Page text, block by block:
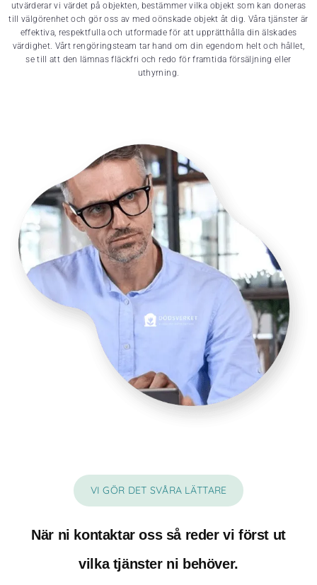
utvärderar vi värdet på objekten, bestämmer vilka objekt som kan doneras
till välgörenhet och gör oss av med oönskade objekt åt dig. Våra tjänster är
effektiva, respektfulla och utformade för att upprätthålla din älskades
värdighet. Vårt rengöringsteam tar hand om din egendom helt och hållet,
se till att den lämnas fläckfri och redo för framtida försäljning eller
uthyrning.
VI GÖR DET SVÅRA LÄTTARE
När ni kontaktar oss så reder vi först ut
vilka tjänster ni behöver.